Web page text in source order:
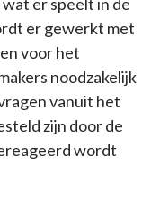
er gewerkt met
voor het
noodzakelijk
vanuit het
zijn door de
wordt